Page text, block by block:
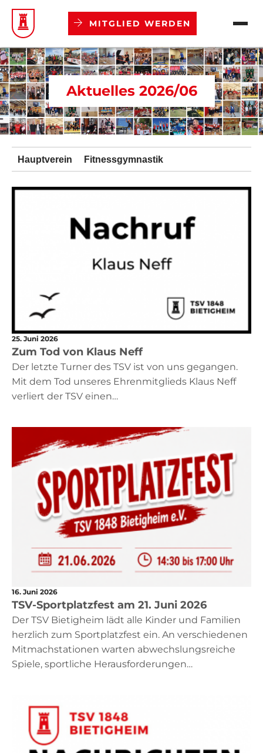
MITGLIED WERDEN
Verein
Abteilungen
Aktuelles
Termine
Downloads
07142 43561
INFO@TSVBIETIGHEIM.DE
SUCHEN
Aktuelles 2026/06
Hauptverein Fitnessgymnastik
25. Juni 2026
Zum Tod von Klaus Neff
Der letzte Turner des TSV ist von uns gegangen.
Mit dem Tod unseres Ehrenmitglieds Klaus Neff
verliert der TSV einen…
16. Juni 2026
TSV-Sportplatzfest am 21. Juni 2026
Der TSV Bietigheim lädt alle Kinder und Familien
herzlich zum Sportplatzfest ein. An verschiedenen
Mitmachstationen warten abwechslungsreiche
Spiele, sportliche Herausforderungen…